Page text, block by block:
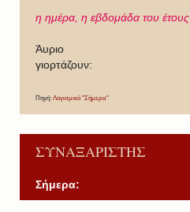
η ημέρα, η εβδομάδα του έτους
Άυριο
γιορτάζουν:
Πηγή: Λογισμικό "Σήμερα"
ΣΥΝΑΞΑΡΙΣΤΗΣ
Σήμερα: